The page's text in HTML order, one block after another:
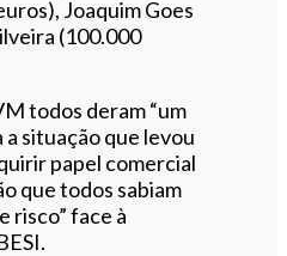
Joaquim Goes
(100.000
todos deram “um
situação que levou
papel comercial
que todos sabiam
risco” face à